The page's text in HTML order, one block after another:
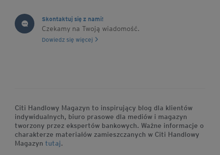
Skontaktuj się z nami!
Czekamy na Twoją wiadomość.
Dowiedz się więcej
Citi Handlowy Magazyn to inspirujący blog dla klientów
indywidualnych, biuro prasowe dla mediów i magazyn
tworzony przez ekspertów bankowych. Ważne informacje o
charakterze materiałów zamieszczanych w Citi Handlowy
Magazyn tutaj.